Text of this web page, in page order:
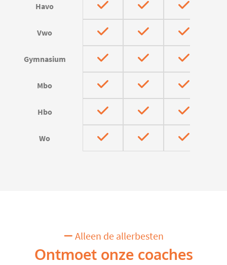
Havo
Vwo
Gymnasium
Mbo
Hbo
Wo
Alleen de allerbesten
Ontmoet onze coaches